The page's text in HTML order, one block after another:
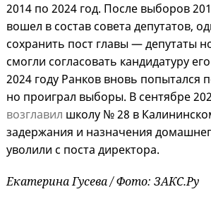
2014 по 2024 год. После выборов
вошел в состав совета депутатов,
сохранить пост главы — депутаты
смогли согласовать кандидатуру
2024 году Ранков вновь попытался
но проиграл выборы. В сентябре
возглавил школу № 28 в
задержания и назначения
уволили с поста директора.
Екатерина Гусева / Фото: ЗАКС.Ру